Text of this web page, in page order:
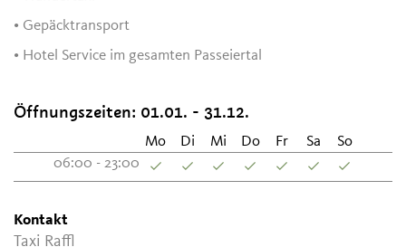
• Gepäcktransport
• Hotel Service im gesamten Passeiertal
Öffnungszeiten: 01.01. - 31.12.
Mo Di Mi Do Fr Sa
So
06:00 - 23:00
Kontakt
Taxi Raffl